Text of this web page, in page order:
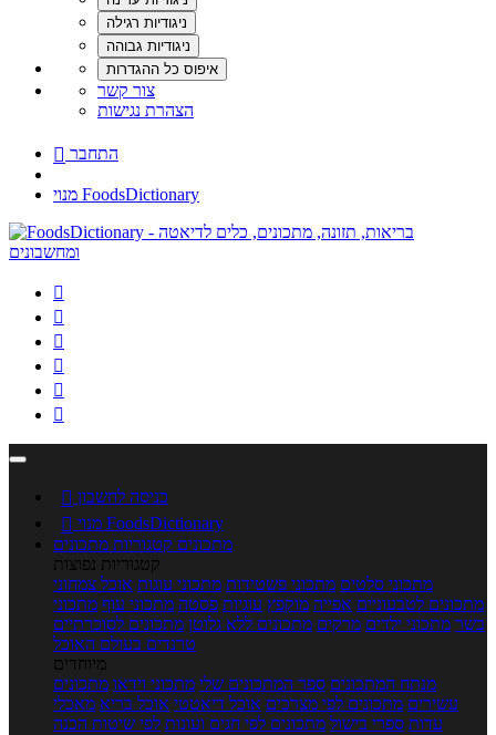
צור קשר
הצהרת נגישות
 התחבר
מנוי FoodsDictionary






 כניסה לחשבון

מנוי FoodsDictionary
מתכונים קטגוריות מתכונים
קטגוריות נפוצות
מתכוני סלטים מתכוני פשטידות מתכוני עוגות אוכל צמחוני
מתכונים לטבעוניים אפייה מוקפץ עוגיות פסטה מתכוני עוף מתכוני
בשר מתכוני ילדים מרקים מתכונים ללא גלוטן מתכונים לסוכרתיים
טרנדים בעולם האוכל
מיוחדים
מנתח המתכונים ספר המתכונים שלי מתכוני וידאו מתכונים
עשירים מתכונים לפי מצרכים אוכל דיאטטי אוכל בריא מאכלי
עדות ספרי בישול מתכונים לפי חגים ועונות לפי שיטות הכנה